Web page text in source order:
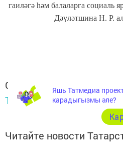
гаиләгә һәм балаларга социаль
Дәүләтшина Н. Р.
Следите за самым
Telegram-канале
Читайте новости
Яшь Татмедиа
карадыгызмы әле?